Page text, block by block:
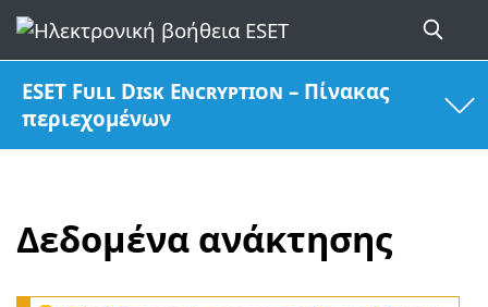
ESET Full Disk Encryption – Πίνακας
περιεχομένων
Δεδομένα ανάκτησης